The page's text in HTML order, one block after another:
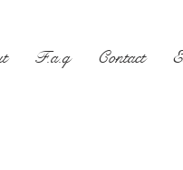
F.a.q Contact